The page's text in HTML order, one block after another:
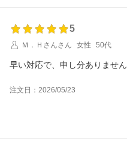
5
Ｍ．Ｈさんさん
女性 50代
早い対応で、申し分ありませ
注文日：2026/05/23